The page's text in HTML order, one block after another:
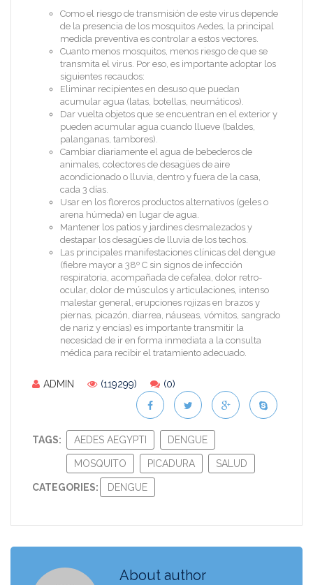
Como el riesgo de transmisión de este virus depende
de la presencia de los mosquitos Aedes, la principal
medida preventiva es controlar a estos vectores.
Cuanto menos mosquitos, menos riesgo de que se
transmita el virus. Por eso, es importante adoptar los
siguientes recaudos:
Eliminar recipientes en desuso que puedan
acumular agua (latas, botellas, neumáticos).
Dar vuelta objetos que se encuentran en el exterior y
pueden acumular agua cuando llueve (baldes,
palanganas, tambores).
Cambiar diariamente el agua de bebederos de
animales, colectores de desagües de aire
acondicionado o lluvia, dentro y fuera de la casa,
cada 3 días.
Usar en los floreros productos alternativos (geles o
arena húmeda) en lugar de agua.
Mantener los patios y jardines desmalezados y
destapar los desagües de lluvia de los techos.
Las principales manifestaciones clínicas del dengue
(fiebre mayor a 38º C sin signos de infección
respiratoria, acompañada de cefalea, dolor retro-
ocular, dolor de músculos y articulaciones, intenso
malestar general, erupciones rojizas en brazos y
piernas, picazón, diarrea, náuseas, vómitos, sangrado
de nariz y encías) es importante transmitir la
necesidad de ir en forma inmediata a la consulta
médica para recibir el tratamiento adecuado.
ADMIN (119299) (0)
TAGS: AEDES AEGYPTI DENGUE
MOSQUITO PICADURA SALUD
CATEGORIES: DENGUE
About author